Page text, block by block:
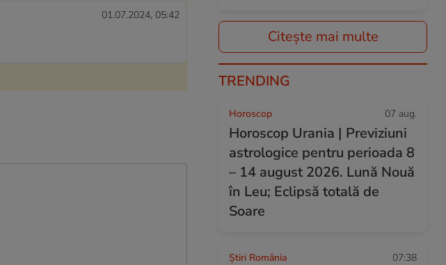
01.07.2024, 05:42
Citește mai multe
TRENDING
Horoscop 07 aug.
Horoscop Urania | Previziuni
astrologice pentru perioada 8
– 14 august 2026. Lună Nouă
în Leu; Eclipsă totală de
Soare
Știri România 07:38